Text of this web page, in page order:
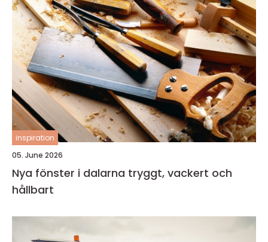
inspiration
05. June 2026
Nya fönster i dalarna tryggt, vackert och
hållbart